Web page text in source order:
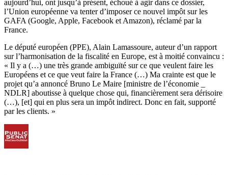
aujourd’hui, ont jusqu’à présent, échoué à agir dans ce dossier,
l’Union européenne va tenter d’imposer ce nouvel impôt sur les
GAFA (Google, Apple, Facebook et Amazon), réclamé par la
France.
Le député européen (PPE), Alain Lamassoure, auteur d’un rapport
sur l’harmonisation de la fiscalité en Europe, est à moitié convaincu :
« Il y a (…) une très grande ambiguïté sur ce que veulent faire les
Européens et ce que veut faire la France (…) Ma crainte est que le
projet qu’a annoncé Bruno Le Maire [ministre de l’économie _
NDLR] aboutisse à quelque chose qui, financièrement sera dérisoire
(…), [et] qui en plus sera un impôt indirect. Donc en fait, supporté
par les clients. »